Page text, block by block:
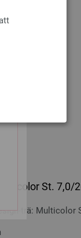
St. 7,0/
trä: Multicolor